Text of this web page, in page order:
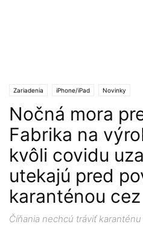
Zariadenia iPhone/iPad Novinky
Nočná mora
Fabrika na
kvôli covidu
utekajú pred
karanténou
Číňania nechcú tráviť